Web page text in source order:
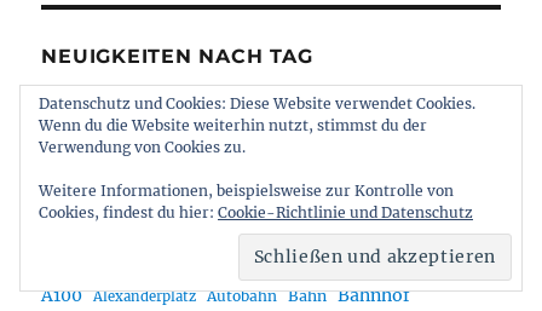
NEUIGKEITEN NACH TAG
Archiv
A100 Alexanderplatz Autobahn Bahn Bahnhof
Datenschutz und Cookies: Diese Website verwendet Cookies.
Wenn du die Website weiterhin nutzt, stimmst du der
Verwendung von Cookies zu.
Weitere Informationen, beispielsweise zur Kontrolle von
Cookies, findest du hier: Cookie-Richtlinie und Datenschutz